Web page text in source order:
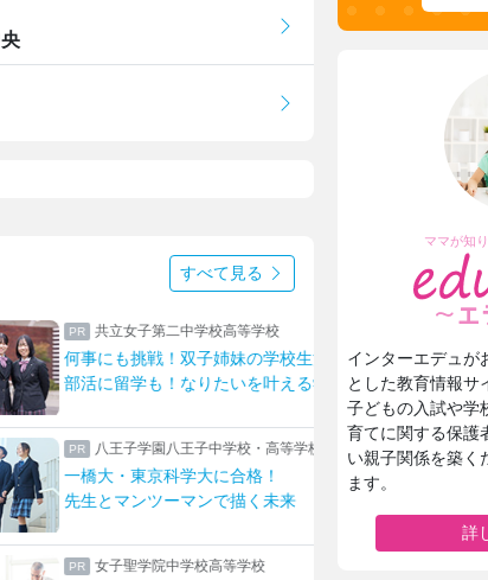
すべて見る
上野学園中学校・高等学校
ハープやフルート！ひとり一つの楽器
上野ならではのフィールドワーク
東京家政大学附属女子中学校高等学校
新校長に就任！未来の展望について取材
日本大学豊山女子中学校・高等学校
ママが知
インターエデュが
とした教育情報サ
子どもの入試や学
育てに関する保護
い親子関係を築く
ます。
詳